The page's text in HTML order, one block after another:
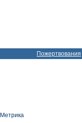
Пожертвования